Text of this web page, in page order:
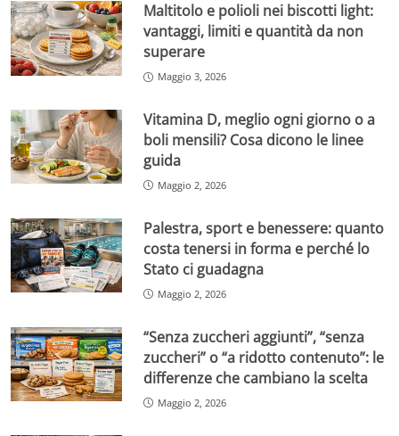
Maltitolo e polioli nei biscotti light:
vantaggi, limiti e quantità da non
superare
Maggio 3, 2026
Vitamina D, meglio ogni giorno o a
boli mensili? Cosa dicono le linee
guida
Maggio 2, 2026
Palestra, sport e benessere: quanto
costa tenersi in forma e perché lo
Stato ci guadagna
Maggio 2, 2026
“Senza zuccheri aggiunti”, “senza
zuccheri” o “a ridotto contenuto”: le
differenze che cambiano la scelta
Maggio 2, 2026